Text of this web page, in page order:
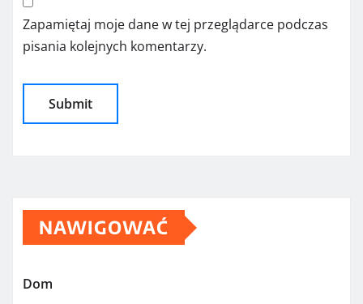
Zapamiętaj moje dane w tej przeglądarce podczas
pisania kolejnych komentarzy.
NAWIGOWAĆ
Dom